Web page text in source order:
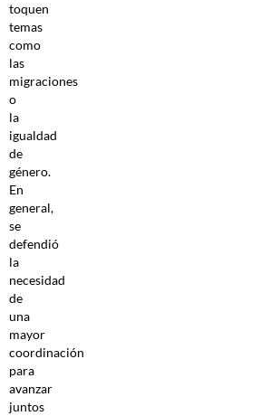
toquen
temas
como
las
migraciones
o
la
igualdad
de
género.
En
general,
se
defendió
la
necesidad
de
una
mayor
coordinación
para
avanzar
juntos